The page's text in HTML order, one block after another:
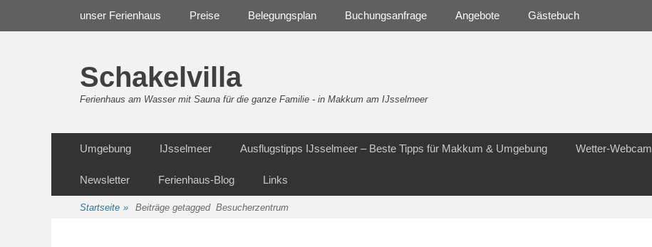
unser Ferienhaus Preise Belegungsplan Buchungsanfrage Angebote Gästebuch
Schakelvilla
Ferienhaus am Wasser mit Sauna für die ganze Familie - in Makkum am IJsselmeer
Inhalt
Umgebung IJsselmeer Ausflugstipps IJsselmeer – Beste Tipps für Makkum & Umgebung Wetter-Webcam
Newsletter Ferienhaus-Blog Links
Startseite » Beiträge getagged Besucherzentrum